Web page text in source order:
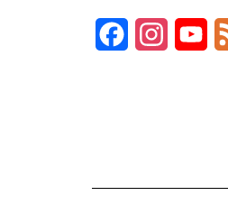
Facebook